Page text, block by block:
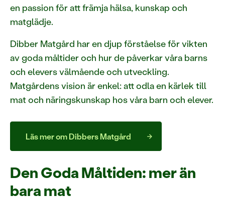
en passion för att främja hälsa, kunskap och
matglädje.
Dibber Matgård har en djup förståelse för vikten
av goda måltider och hur de påverkar våra barns
och elevers välmående och utveckling.
Matgårdens vision är enkel: att odla en kärlek till
mat och näringskunskap hos våra barn och elever.
Läs mer om Dibbers Matgård
Den Goda Måltiden: mer än
bara mat